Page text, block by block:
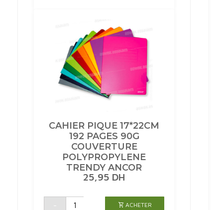
CAHIER PIQUE 17*22CM
192 PAGES 90G
COUVERTURE
POLYPROPYLENE
TRENDY ANCOR
25,95 DH
-
quantité
ACHETER